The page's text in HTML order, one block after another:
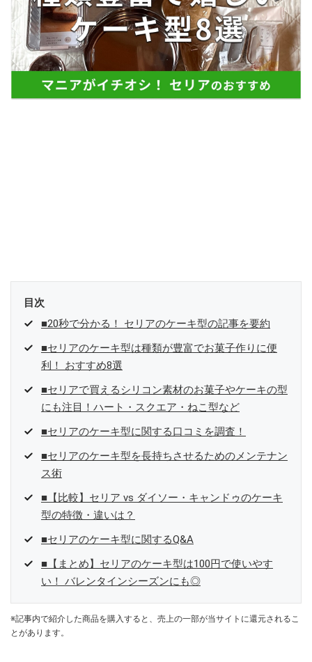
しまくる。出品する物がほぼなくなってからは、仕入れを経験。ネッ
トオークションを生活の一部に取り入れるべく、「ネットオークショ
ンやフリマアプリは生活のインフラになる」という考えを持つ。また
消費税増税の社会においては、ネットオークションやフリマアプリが
家計の救世主になりえると考え、業者とは違う視点でユーザーとして
目次
■20秒で分かる！ セリアのケーキ型の記事を要約
■セリアのケーキ型は種類が豊富でお菓子作りに便
利！ おすすめ8選
■セリアで買えるシリコン素材のお菓子やケーキの型
にも注目！ハート・スクエア・ねこ型など
■セリアのケーキ型に関する口コミを調査！
■セリアのケーキ型を長持ちさせるためのメンテナン
ス術
■【比較】セリア vs ダイソー・キャンドゥのケーキ
型の特徴・違いは？
■セリアのケーキ型に関するQ&A
■【まとめ】セリアのケーキ型は100円で使いやす
い！ バレンタインシーズンにも◎
※記事内で紹介した商品を購入すると、売上の一部が当サイトに還元されるこ
とがあります。